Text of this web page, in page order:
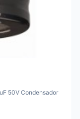
50V Condensador